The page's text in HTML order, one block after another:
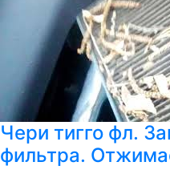
Чери тигго фл.
фильтра.